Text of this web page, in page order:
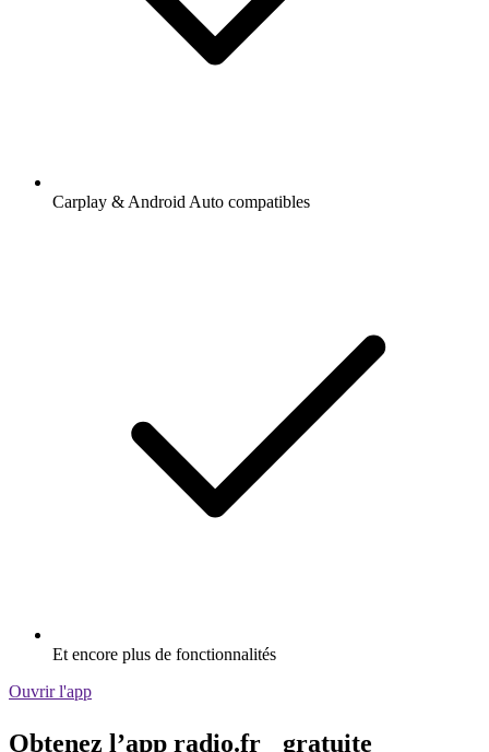
Carplay & Android Auto compatibles
Et encore plus de fonctionnalités
Ouvrir l'app
Obtenez l’app radio.fr gratuite